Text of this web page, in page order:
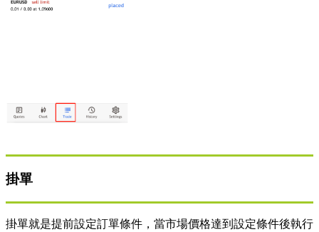
掛單
掛單就是提前設定訂單條件，當市場價格達到設定條件後執行